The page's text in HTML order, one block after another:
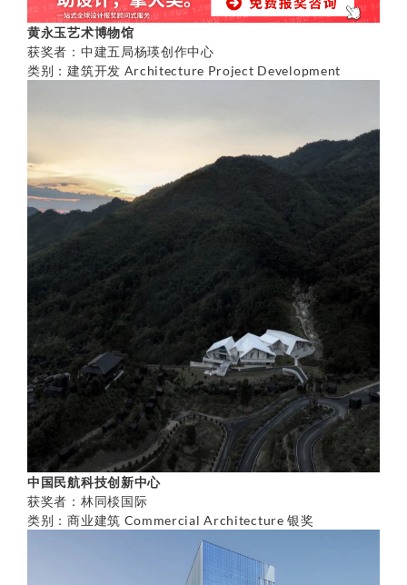
黄永玉艺术博物馆
获奖者：中建五局杨瑛创作中心
类别：建筑开发 Architecture Project Development
中国民航科技创新中心
获奖者：林同棪国际
类别：商业建筑 Commercial Architecture 银奖